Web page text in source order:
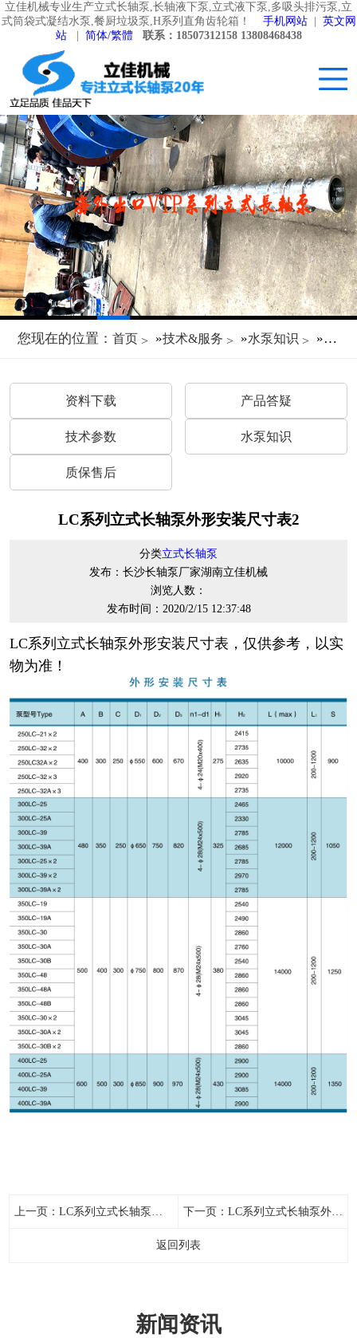
立佳机械专业生产立式长轴泵,长轴液下泵,立式液下泵,多吸头排污泵,立
式筒袋式凝结水泵,餐厨垃圾泵,H系列直角齿轮箱！ 手机网站| 英文网
站| 简体/繁體 联系：18507312158 13808468438
您现在的位置： 首页 »技术&服务 »水泵知识 »立式
资料下载 产品答疑
技术参数 水泵知识
质保售后
LC系列立式长轴泵外形安装尺寸表2
分类立式长轴泵
发布：长沙长轴泵厂家湖南立佳机械
浏览人数：
发布时间：2020/2/15 12:37:48
LC系列立式长轴泵外形安装尺寸表，仅供参考，以实
物为准！
上一页： LC系列立式长轴泵外形安装尺寸表1 下一页： LC系列立式长轴泵外形安装尺寸表3
返回列表
新闻资讯